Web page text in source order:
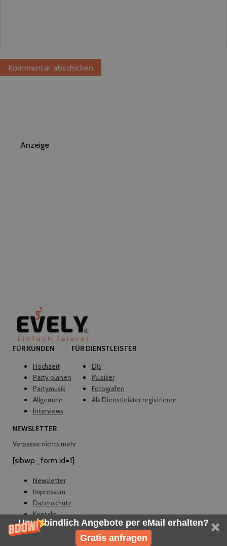
Unverbindlich Angebote per eMail erhalten?
Gratis anfragen
Anzeige
FÜR KUNDEN
Hochzeit
Party planen
Partymusik
Allgemein
Interviews
FÜR DIENSTLEISTER
DJs
Musiker
Fotografen
Als Dienstleister registrieren
NEWSLETTER
Verpasse nichts mehr.
[sibwp_form id=1]
© EVELY 2026
Newsletter
Impressum
Datenschutz
Kontakt